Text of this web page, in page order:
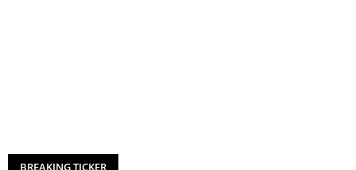
BREAKING TICKER